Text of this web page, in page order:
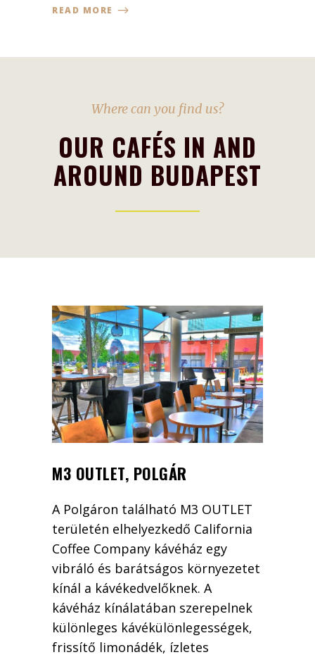
READ MORE
Where can you find us?
OUR CAFÉS IN AND
AROUND BUDAPEST
M3 OUTLET, POLGÁR
A Polgáron található M3 OUTLET
területén elhelyezkedő California
Coffee Company kávéház egy
vibráló és barátságos környezetet
kínál a kávékedvelőknek. A
kávéház kínálatában szerepelnek
különleges kávékülönlegességek,
frissítő limonádék, ízletes